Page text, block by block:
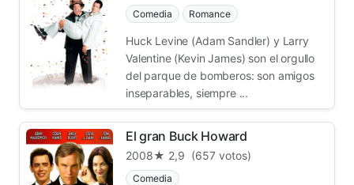
Comedia Romance
Huck Levine (Adam Sandler) y Larry
Valentine (Kevin James) son el orgullo
del parque de bomberos: son amigos
inseparables, siempre ...
El gran Buck Howard
2008★ 2,9 (657 votos)
Comedia